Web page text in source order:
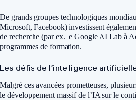
De grands groupes technologiques
Microsoft, Facebook) investissent
de recherche (par ex. le Google AI Lab à
programmes de formation.
Les défis de l’intelligence
Malgré ces avancées prometteuses,
le développement massif de l’IA sur le